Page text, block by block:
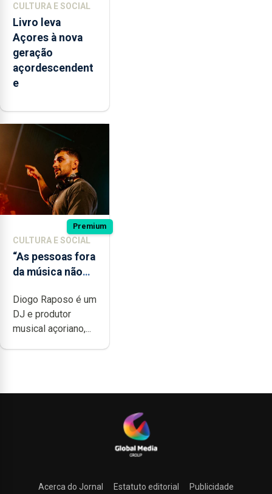
CULTURA E SOCIAL
Livro leva
Açores à nova
geração
açordescendent
e
Premium
CULTURA E SOCIAL
“As pessoas fora
da música não
quão difícil é
produzir uma
música”
Diogo Raposo é um
DJ e produtor
musical açoriano,...
Acerca do Jornal Estatuto editorial Publicidade